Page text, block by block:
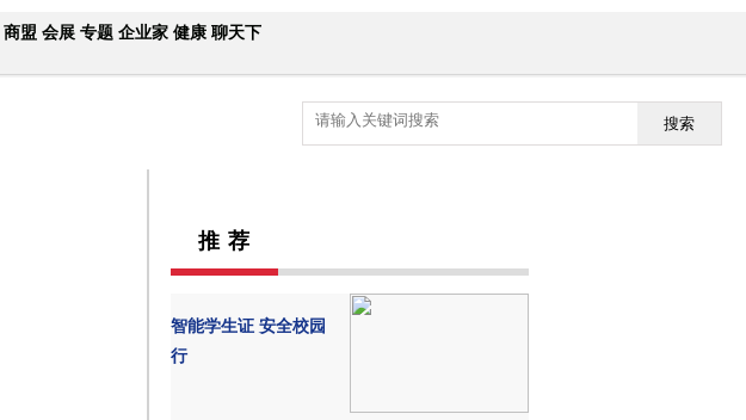
商盟 会展 专题 企业家 健康 聊天下
搜索
推 荐
智能学生证 安全校园
行